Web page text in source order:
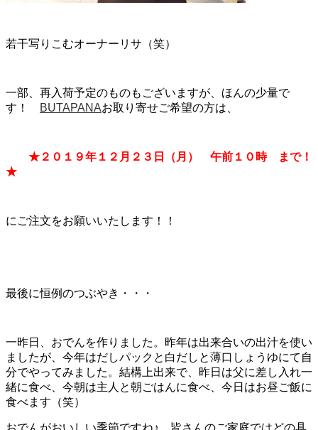
若干写りこむオーナーリサ（笑）
一部、再入荷予定のものもございますが、ほんの少量で
す！
BUTAPANAお取り寄せご希望の方は、
★２０１９年１２月２３日（月） 午前１０時 まで！
★
にご注文をお願いいたします！！
最後に恒例のつぶやき・・・
一昨日、おでんを作りました。昨年は出来合いの出汁を使い
ましたが、今年はだしパックと白だしと薄口しょうゆにて自
分でやってみました。結構上出来で、昨日は父に差し入れ一
緒に食べ、今朝は主人と朝ごはんに食べ、今日はお昼ご飯に
食べます（笑）
おでんがおいしい季節ですね♪ 皆さんのご家庭ではどの具